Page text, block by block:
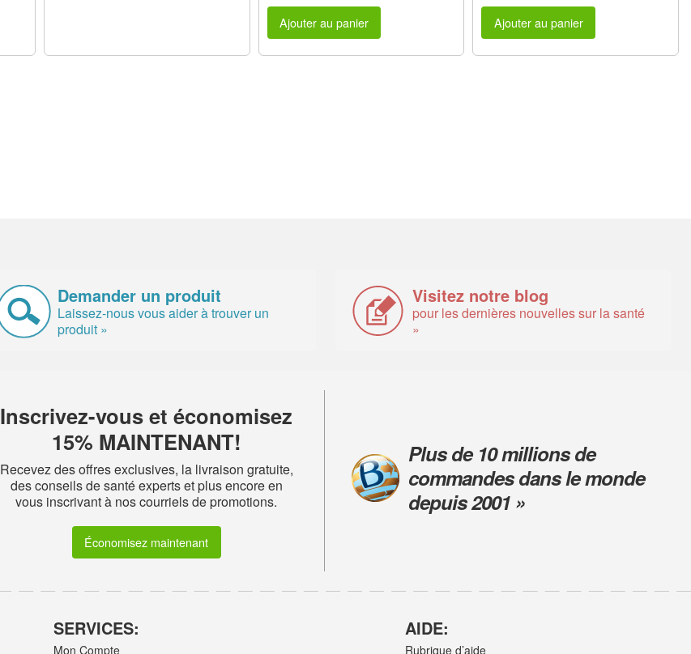
Ajouter au panier Ajouter au panier
Demander un produit
Laissez-nous vous aider à trouver un
produit »
Visitez notre blog
pour les dernières nouvelles sur la santé
»
Inscrivez-vous et économisez
15% MAINTENANT!
Recevez des offres exclusives, la livraison gratuite,
des conseils de santé experts et plus encore en
vous inscrivant à nos courriels de promotions.
Économisez maintenant
Plus de 10 millions de
commandes dans le monde
depuis 2001 »
SERVICES:
Mon Compte
AIDE:
Rubrique d’aide